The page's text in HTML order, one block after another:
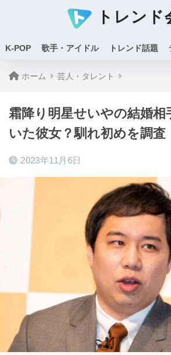
トレンド
K-POP 歌手・アイドル トレンド話題
ホーム 芸人・タレント
霜降り明星せいやの結婚相
いた彼女？馴れ初めを調査
2023年11月6日